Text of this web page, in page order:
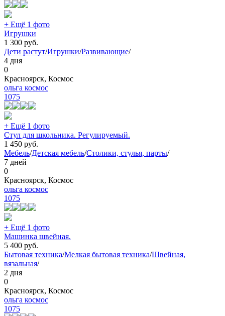
+ Ещё 1 фото
Игрушки
1 300 руб.
Дети растут/Игрушки/Развивающие/
4 дня
0
Красноярск, Космос
ольга космос
1075
+ Ещё 1 фото
Стул для школьника. Регулируемый.
1 450 руб.
Мебель/Детская мебель/Столики, стулья, парты/
7 дней
0
Красноярск, Космос
ольга космос
1075
+ Ещё 1 фото
Машинка швейная.
5 400 руб.
Бытовая техника/Мелкая бытовая техника/Швейная,
вязальная/
2 дня
0
Красноярск, Космос
ольга космос
1075